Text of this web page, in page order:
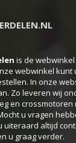
is de
webwinkel kunt
In onze
Zo leveren wij
en
u vragen
uiteraard altijd
u graag verder.